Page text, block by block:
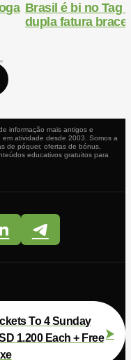
Brasil é bi no Tag
dupla fatura
informação mais antigos e
atividade desde 2003. Somos a
de póquer, ofertas de bónus,
educativos gratuitos para
To 4 Sunday
1.200 Each + Free